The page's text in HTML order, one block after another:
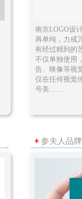
南京LOGO设
再单纯，力戒
有经过精到的
不仅单独使用
告、映像等视
仅在任何视觉
号美……
参夫人品牌